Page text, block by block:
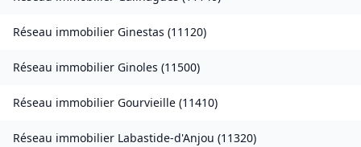
Réseau immobilier Ginestas (11120)
Réseau immobilier Ginoles (11500)
Réseau immobilier Gourvieille (11410)
Réseau immobilier Labastide-d'Anjou (11320)